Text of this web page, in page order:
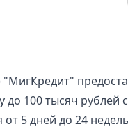
100 тысяч рублей
5 дней до 24